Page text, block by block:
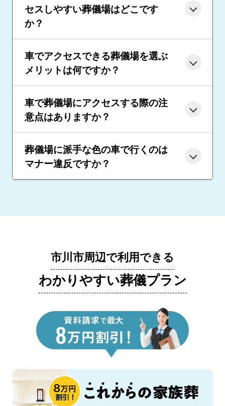
セスしやすい葬儀場はどこです
か？
車でアクセスできる葬儀場を選ぶ
メリットは何ですか？
車で葬儀場にアクセスする際の注
意点はありますか？
葬儀場に派手な色の車で行くのは
マナー違反ですか？
市川市周辺で利用できる
わかりやすい葬儀プラン